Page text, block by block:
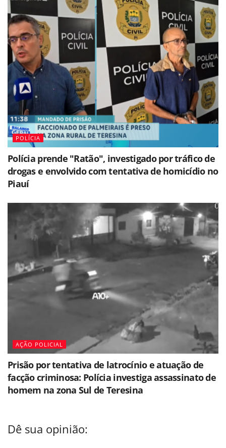
POLÍCIA
Polícia prende "Ratão", investigado por tráfico de
drogas e envolvido com tentativa de homicídio no
Piauí
AÇÃO POLICIAL
Prisão por tentativa de latrocínio e atuação de
facção criminosa: Polícia investiga assassinato de
homem na zona Sul de Teresina
Dê sua opinião: